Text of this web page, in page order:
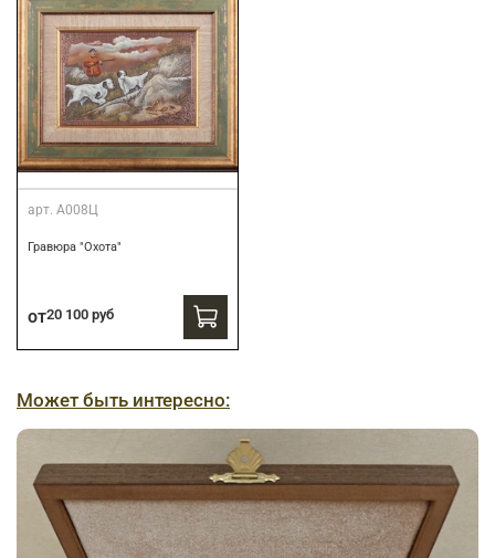
арт. А008Ц
Гравюра "Охота"
от20 100 руб
Может быть интересно: